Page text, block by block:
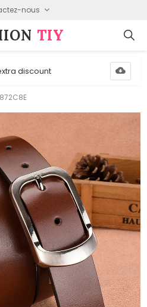
nous
TIY
discount